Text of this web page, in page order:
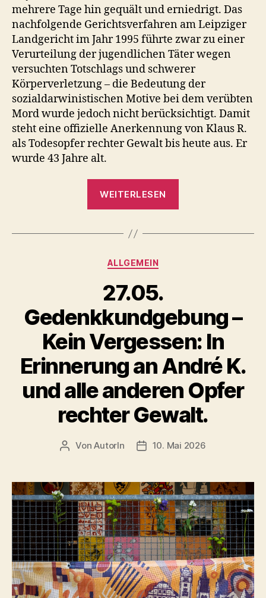
mehrere Tage hin gequält und erniedrigt. Das
nachfolgende Gerichtsverfahren am Leipziger
Landgericht im Jahr 1995 führte zwar zu einer
Verurteilung der jugendlichen Täter wegen
versuchten Totschlags und schwerer
Körperverletzung – die Bedeutung der
sozialdarwinistischen Motive bei dem verübten
Mord wurde jedoch nicht berücksichtigt. Damit
steht eine offizielle Anerkennung von Klaus R.
als Todesopfer rechter Gewalt bis heute aus. Er
wurde 43 Jahre alt.
WEITERLESEN
zum
danach“
Kategorien
ALLGEMEIN
27.05.
Gedenkkundgebung –
Kein Vergessen: In
Erinnerung an André K.
und alle anderen Opfer
rechter Gewalt.
Beitragsautor
VonAutorIn Veröffentlichungsdatum
10. Mai 2026